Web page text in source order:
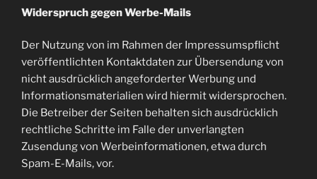
Widerspruch gegen Werbe-Mails
Der Nutzung von im Rahmen der Impressumspflicht
veröffentlichten Kontaktdaten zur Übersendung von
nicht ausdrücklich angeforderter Werbung und
Informationsmaterialien wird hiermit widersprochen.
Die Betreiber der Seiten behalten sich ausdrücklich
rechtliche Schritte im Falle der unverlangten
Zusendung von Werbeinformationen, etwa durch
Spam-E-Mails, vor.